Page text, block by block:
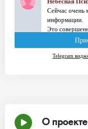
О проекте